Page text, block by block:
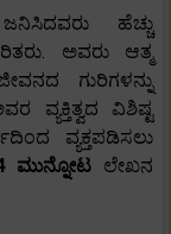
ಹೆಚ್ಚು
ಅವರು ಆತ್ಮ
ಗುರಿಗಳನ್ನು
ವ್ಯಕ್ತಿತ್ವದ ವಿಶಿಷ್ಟ
ವ್ಯಕ್ತಪಡಿಸಲು
ಮುನ್ನೋಟ ಲೇಖನ